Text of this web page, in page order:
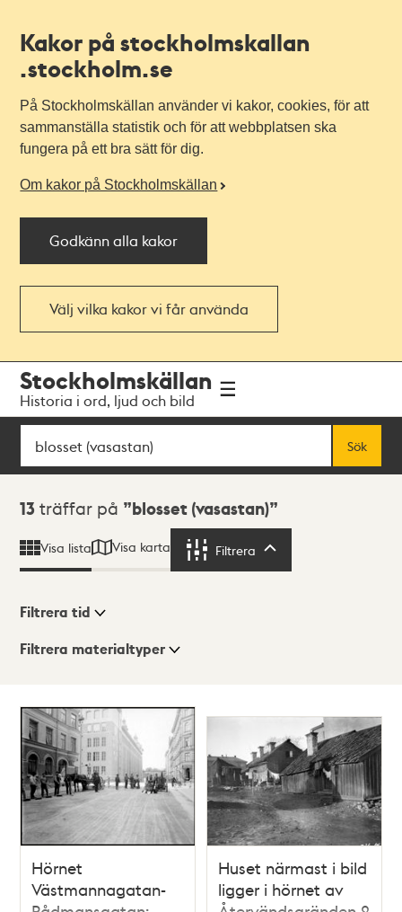
Kakor på stockholmskallan
.stockholm.se
På Stockholmskällan använder vi kakor, cookies, för att
sammanställa statistik och för att webbplatsen ska
fungera på ett bra sätt för dig.
Om kakor på Stockholmskällan
Godkänn alla kakor
Välj vilka kakor vi får använda
navigationen
huvudinnehållet
Stockholmskällan
Historia i ord, ljud och bild
Sök
Sök
Sökresultat
13 träffar på blosset (vasastan)
Visa lista Visa karta Filtrera
Visningsläge
Lista
Karta
Filtrera tid
Filtrera materialtyper
träffar
Hörnet
Västmannagatan-
Huset närmast i bild
ligger i hörnet av